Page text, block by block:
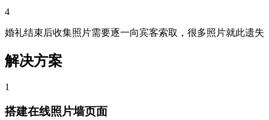
4
婚礼结束后收集照片需要逐一向宾客索取，很多照片就此遗失
解决方案
1
搭建在线照片墙页面